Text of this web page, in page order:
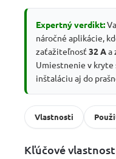
Expertný verdikt:
náročné aplikácie,
zaťažiteľnosť 32 A a
Umiestnenie v kryte
inštaláciu aj do
Vlastnosti
Kľúčové